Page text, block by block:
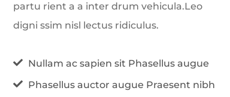
partu rient a a inter drum vehicula.Leo
digni ssim nisl lectus ridiculus.
Nullam ac sapien sit Phasellus augue
Phasellus auctor augue Praesent nibh